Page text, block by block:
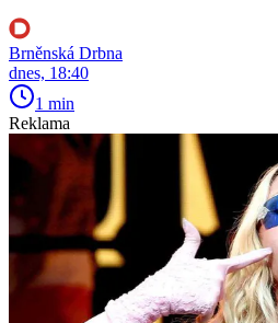
Brněnská Drbna
dnes, 18:40
1 min
Reklama